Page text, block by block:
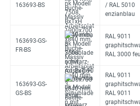
163693-BS
/ RAL 5010
enzianblau
163693-GS-
FR-BS
RAL 9011
RAL 3000
163693-GS-
GS-BS
RAL 9011
RAL 9011